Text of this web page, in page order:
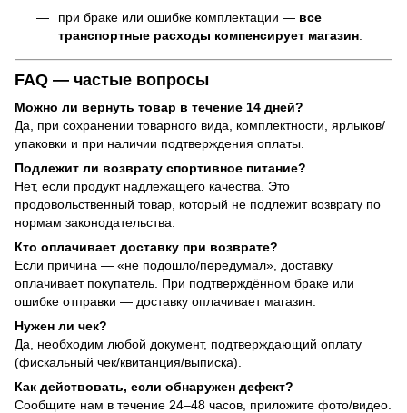
при браке или ошибке комплектации — все
транспортные расходы компенсирует магазин
FAQ — частые вопросы
Можно ли вернуть товар в течение 14 дней?
Да, при сохранении товарного вида, комплектности, ярлыков/
упаковки и при наличии подтверждения оплаты.
Подлежит ли возврату спортивное питание?
Нет, если продукт надлежащего качества. Это
продовольственный товар, который не подлежит возврату по
нормам законодательства.
Кто оплачивает доставку при возврате?
Если причина — «не подошло/передумал», доставку
оплачивает покупатель. При подтверждённом браке или
ошибке отправки — доставку оплачивает магазин.
Нужен ли чек?
Да, необходим любой документ, подтверждающий оплату
(фискальный чек/квитанция/выписка).
Как действовать, если обнаружен дефект?
Сообщите нам в течение 24–48 часов, приложите фото/видео.